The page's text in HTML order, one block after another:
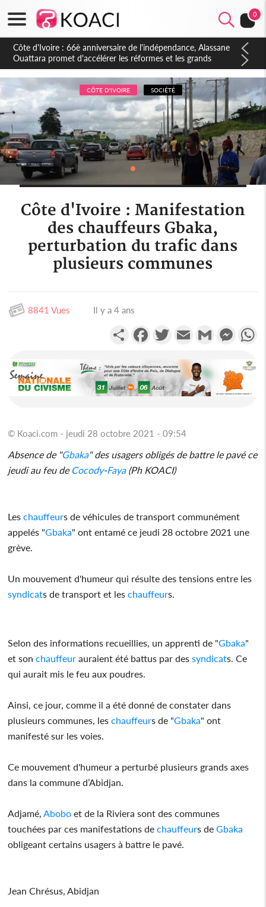
0
Côte d'Ivoire : À Abidjan, Amadou Oury Bah admire le modèle
ivoirien et veut s'en inspirer pour accélérer le développement
de la Guinée
CÔTE D'IVOIRE SOCIÉTÉ
Côte d'Ivoire : Manifestation
des chauffeurs Gbaka,
perturbation du trafic dans
plusieurs communes
8841 Vues Il y a 4 ans
PartagerFacebookTwitterEmail Gmail
© Koaci.com - jeudi 28 octobre 2021 - 09:54
Absence de "Gbaka" des usagers obligés de battre le pavé ce
jeudi au feu de Cocody-Faya(Ph KOACI)
Leschauffeurs de véhicules de transport communément
appelés "Gbaka" ont entamé ce jeudi 28 octobre 2021 une
grève.
Un mouvement d'humeur qui résulte des tensions entre les
syndicats de transport et leschauffeurs.
Selon des informations recueillies, un apprenti de "Gbaka"
et sonchauffeur auraient été battus par dessyndicats. Ce
qui aurait mis le feu aux poudres.
Ainsi, ce jour, comme il a été donné de constater dans
plusieurs communes, leschauffeurs de "Gbaka" ont
manifesté sur les voies.
Ce mouvement d'humeur a perturbé plusieurs grands axes
dans la commune d’Abidjan.
Adjamé,Abobo et de la Riviera sont des communes
touchées par ces manifestations dechauffeurs deGbaka
obligeant certains usagers à battre le pavé.
Jean Chrésus, Abidjan